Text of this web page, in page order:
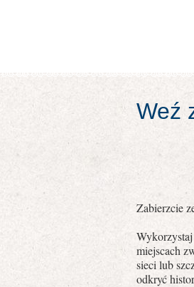
Weź
Zabierzcie
miejscach
sieci lub
odkryć